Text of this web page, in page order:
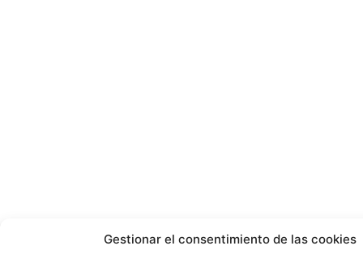
Gestionar el consentimiento de las cookies